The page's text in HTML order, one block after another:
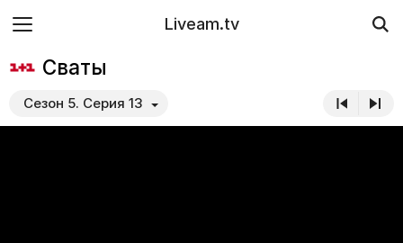
Liveam.tv
Сваты
Сезон 5. Серия 13